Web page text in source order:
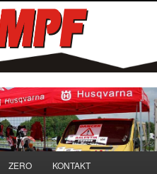
ZERO KONTAKT